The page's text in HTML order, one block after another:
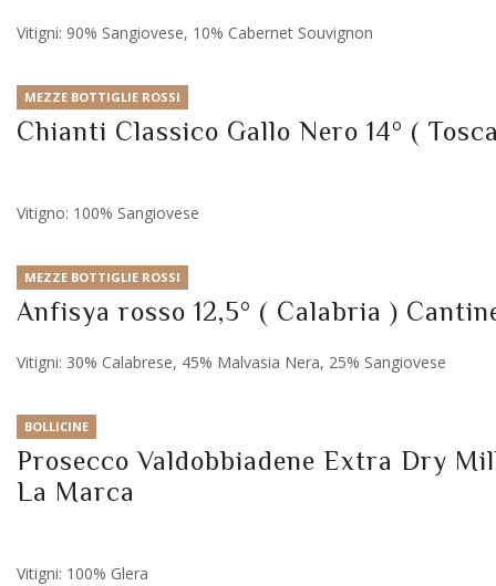
Vitigni: 90% Sangiovese, 10% Cabernet Souvignon
MEZZE BOTTIGLIE ROSSI
Chianti Classico Gallo Nero 14° (
Vitigno: 100% Sangiovese
MEZZE BOTTIGLIE ROSSI
Anfisya rosso 12,5° ( Calabria )
Vitigni: 30% Calabrese, 45% Malvasia Nera, 25% Sangiovese
BOLLICINE
Prosecco Valdobbiadene Extra Dry
La Marca
Vitigni: 100% Glera